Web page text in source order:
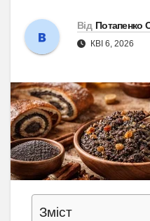
Від Потапенко
КВІ 6, 2026
Зміст